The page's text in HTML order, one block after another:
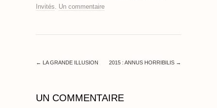
Invités. Un commentaire
← LA GRANDE ILLUSION 2015 : ANNUS HORRIBILIS →
UN COMMENTAIRE